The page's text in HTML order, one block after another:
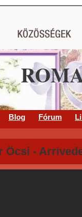
Blog Fórum
Öcsi -